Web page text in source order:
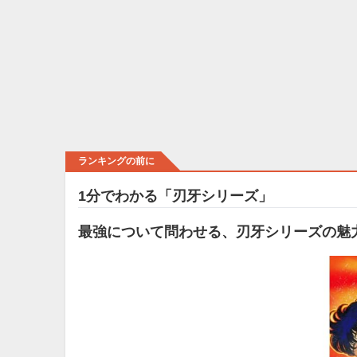
ランキングの前に
1分でわかる「刃牙シリーズ」
最強について問わせる、刃牙シリーズの魅